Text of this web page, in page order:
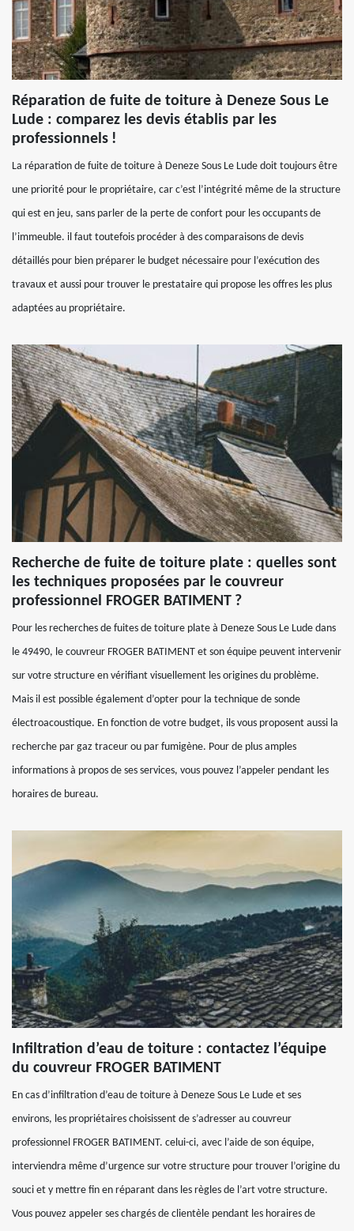
Réparation de fuite de toiture à Deneze Sous Le
Lude : comparez les devis établis par les
professionnels !
La réparation de fuite de toiture à Deneze Sous Le Lude doit toujours être
une priorité pour le propriétaire, car c’est l’intégrité même de la structure
qui est en jeu, sans parler de la perte de confort pour les occupants de
l’immeuble. il faut toutefois procéder à des comparaisons de devis
détaillés pour bien préparer le budget nécessaire pour l’exécution des
travaux et aussi pour trouver le prestataire qui propose les offres les plus
adaptées au propriétaire.
Recherche de fuite de toiture plate : quelles sont
les techniques proposées par le couvreur
professionnel FROGER BATIMENT ?
Pour les recherches de fuites de toiture plate à Deneze Sous Le Lude dans
le 49490, le couvreur FROGER BATIMENT et son équipe peuvent intervenir
sur votre structure en vérifiant visuellement les origines du problème.
Mais il est possible également d’opter pour la technique de sonde
électroacoustique. En fonction de votre budget, ils vous proposent aussi la
recherche par gaz traceur ou par fumigène. Pour de plus amples
informations à propos de ses services, vous pouvez l’appeler pendant les
horaires de bureau.
Infiltration d’eau de toiture : contactez l’équipe
du couvreur FROGER BATIMENT
En cas d’infiltration d’eau de toiture à Deneze Sous Le Lude et ses
environs, les propriétaires choisissent de s’adresser au couvreur
professionnel FROGER BATIMENT. celui-ci, avec l’aide de son équipe,
interviendra même d’urgence sur votre structure pour trouver l’origine du
souci et y mettre fin en réparant dans les règles de l’art votre structure.
Vous pouvez appeler ses chargés de clientèle pendant les horaires de